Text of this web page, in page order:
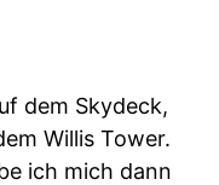
dem Skydeck,
Willis Tower.
ich mich dann